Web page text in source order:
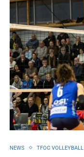
NEWS TFOC VOLLEYBALL